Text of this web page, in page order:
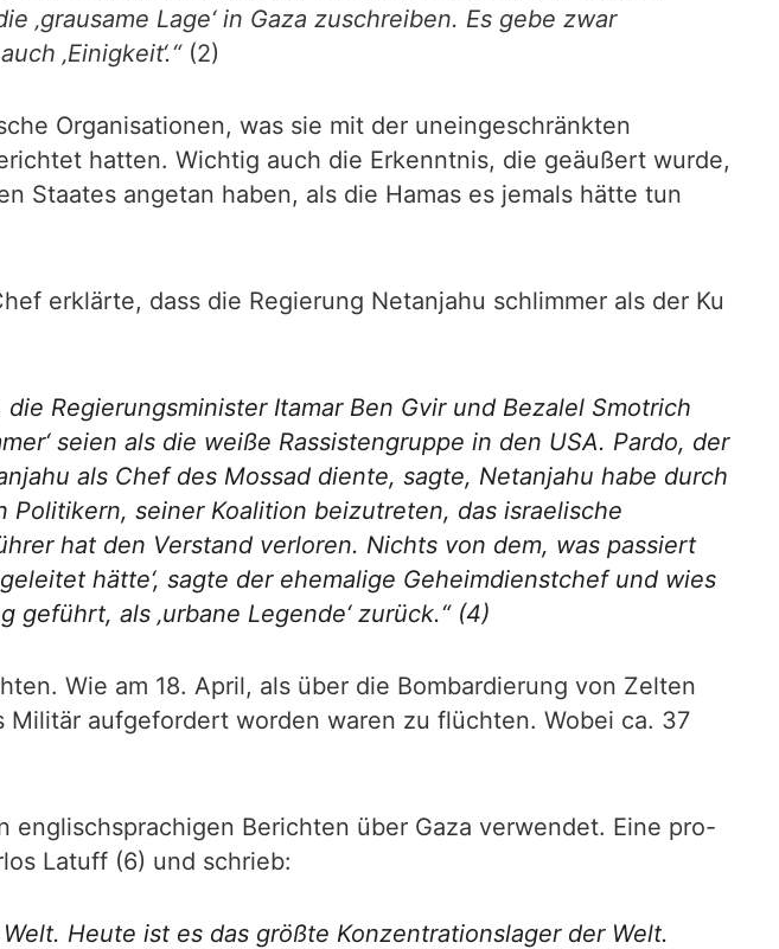
‚grausame Lage‘ in Gaza zuschreiben. Es gebe zwar
‚Einigkeit‘.“(2)
Organisationen, was sie mit der uneingeschränkten
hatten. Wichtig auch die Erkenntnis, die geäußert wurde,
Staates angetan haben, als die Hamas es jemals hätte tun
erklärte, dass die Regierung Netanjahu schlimmer als der Ku
Regierungsminister Itamar Ben Gvir und Bezalel Smotrich
seien als die weiße Rassistengruppe in den USA. Pardo, der
als Chef des Mossad diente, sagte, Netanjahu habe durch
seiner Koalition beizutreten, das israelische
hat den Verstand verloren. Nichts von dem, was passiert
hätte‘, sagte der ehemalige Geheimdienstchef und wies
als ‚urbane Legende‘ zurück.“(4)
Wie am 18. April, als über die Bombardierung von Zelten
aufgefordert worden waren zu flüchten. Wobei ca. 37
Berichten über Gaza verwendet. Eine pro-
Latuff (6) und schrieb:
Heute ist es das größte Konzentrationslager der Welt.